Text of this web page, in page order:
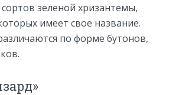
зеленой хризантемы,
имеет свое название.
по форме бутонов,